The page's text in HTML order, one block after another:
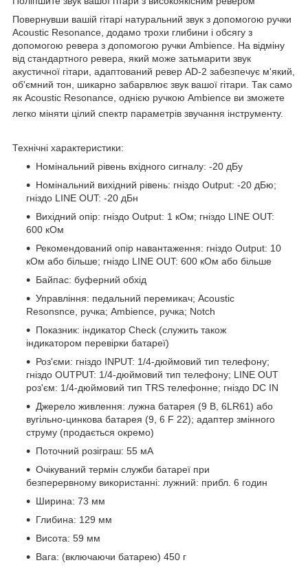
Повернувши вашій гітарі натуральний звук з допомогою ручки
Acoustic Resonance, додамо трохи глибини і обсягу з
допомогою ревера з допомогою ручки Ambience. На відміну
від стандартного ревера, який може затьмарити звук
акустичної гітари, адаптований ревер AD-2 забезпечує м'який,
об'ємний тон, шикарно забарвлює звук вашої гітари. Так само
як Acoustic Resonance, однією ручкою Ambience ви зможете
легко міняти цілий спектр параметрів звучання інструменту.
Технічні характеристики:
Номінальний рівень вхідного сигналу: -20 дБу
Номінальний вихідний рівень: гніздо Output: -20 дБю;
гніздо LINE OUT: -20 дБн
Вихідний опір: гніздо Output: 1 кОм; гніздо LINE OUT:
600 кОм
Рекомендований опір навантаження: гніздо Output: 10
кОм або більше; гніздо LINE OUT: 600 кОм або більше
Байпас: буферний обхід
Управління: педальний перемикач; Acoustic
Resonsnce, ручка; Ambience, ручка; Notch
Показник: індикатор Check (служить також
індикатором перевірки батареї)
Роз'єми: гніздо INPUT: 1/4-дюймовий тип телефону;
гніздо OUTPUT: 1/4-дюймовий тип телефону; LINE OUT
роз'єм: 1/4-дюймовий тип TRS телефонне; гніздо DC IN
Джерело живлення: лужна батарея (9 В, 6LR61) або
вугільно-цинкова батарея (9, 6 F 22); адаптер змінного
струму (продається окремо)
Поточний розіграш: 55 мА
Очікуваний термін служби батареї при
безперервному використанні: лужний: прибл. 6 годин
Ширина: 73 мм
Глибина: 129 мм
Висота: 59 мм
Вага: (включаючи батарею) 450 г